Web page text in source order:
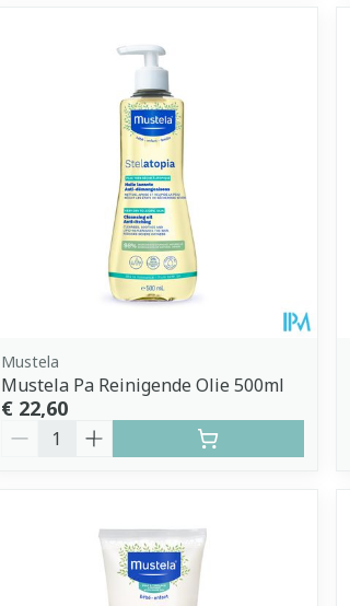
Mustela
Mustela Pa Reinigende Olie 500ml
€ 22,60
Aantal